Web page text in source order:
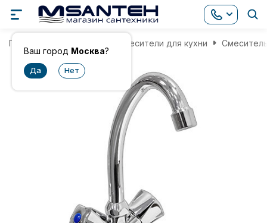
Ваш город Москва?
Главная Смесители для кухни